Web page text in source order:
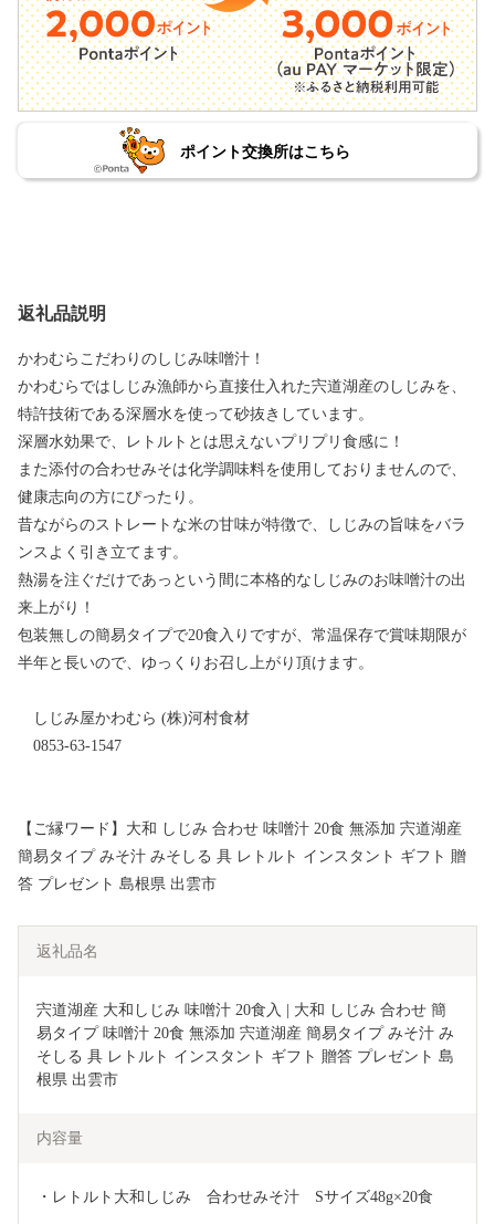
ポイント交換所はこちら
返礼品説明
かわむらこだわりのしじみ味噌汁！
かわむらではしじみ漁師から直接仕入れた宍道湖産のしじみを、
特許技術である深層水を使って砂抜きしています。
深層水効果で、レトルトとは思えないプリプリ食感に！
また添付の合わせみそは化学調味料を使用しておりませんので、
健康志向の方にぴったり。
昔ながらのストレートな米の甘味が特徴で、しじみの旨味をバラ
ンスよく引き立てます。
熱湯を注ぐだけであっという間に本格的なしじみのお味噌汁の出
来上がり！
包装無しの簡易タイプで20食入りですが、常温保存で賞味期限が
半年と長いので、ゆっくりお召し上がり頂けます。
しじみ屋かわむら (株)河村食材
0853-63-1547
【ご縁ワード】大和 しじみ 合わせ 味噌汁 20食 無添加 宍道湖産
簡易タイプ みそ汁 みそしる 具 レトルト インスタント ギフト 贈
答 プレゼント 島根県 出雲市
返礼品名
宍道湖産 大和しじみ 味噌汁 20食入 | 大和 しじみ 合わせ 簡
易タイプ 味噌汁 20食 無添加 宍道湖産 簡易タイプ みそ汁 み
そしる 具 レトルト インスタント ギフト 贈答 プレゼント 島
根県 出雲市
内容量
・レトルト大和しじみ　合わせみそ汁　Sサイズ48g×20食